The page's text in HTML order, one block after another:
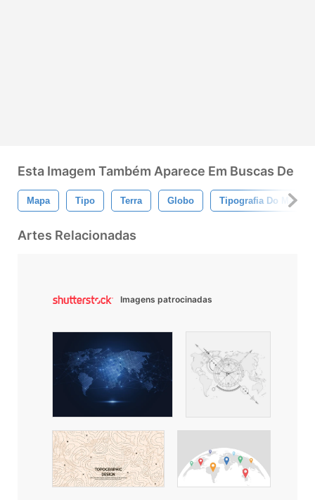
Esta Imagem Também Aparece Em Buscas De
Mapa Tipo Terra Globo Tipografia Do Mapa
Artes Relacionadas
Imagens patrocinadas